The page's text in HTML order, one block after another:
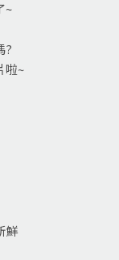
~
?
啦~
鮮